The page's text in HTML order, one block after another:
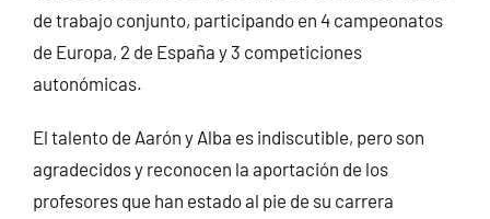
de trabajo conjunto, participando en 4 campeonatos
de Europa, 2 de España y 3 competiciones
autonómicas.
El talento de Aarón y Alba es indiscutible, pero son
agradecidos y reconocen la aportación de los
profesores que han estado al pie de su carrera